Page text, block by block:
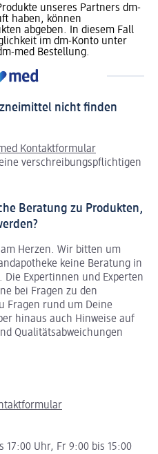
unseres Partners dm-
haben, können
abgeben. In diesem Fall
im dm-Konto unter
med Bestellung.
nicht finden
Kontaktformular
verschreibungspflichtigen
Beratung zu Produkten,
Herzen. Wir bitten um
keine Beratung in
Die Expertinnen und Experten
bei Fragen zu den
Fragen rund um Deine
hinaus auch Hinweise auf
Qualitätsabweichungen
17:00 Uhr, Fr 9:00 bis 15:00